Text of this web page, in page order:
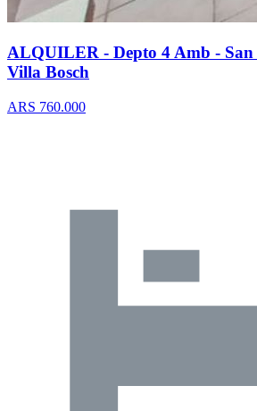
ALQUILER - Depto 4 Amb -
Villa Bosch
ARS 760.000